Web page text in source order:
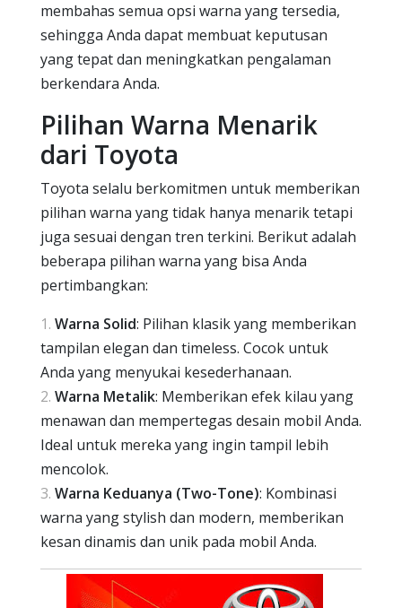
membahas semua opsi warna yang tersedia,
sehingga Anda dapat membuat keputusan
yang tepat dan meningkatkan pengalaman
berkendara Anda.
Pilihan Warna Menarik
dari Toyota
Toyota selalu berkomitmen untuk memberikan
pilihan warna yang tidak hanya menarik tetapi
juga sesuai dengan tren terkini. Berikut adalah
beberapa pilihan warna yang bisa Anda
pertimbangkan:
Warna Solid: Pilihan klasik yang memberikan
tampilan elegan dan timeless. Cocok untuk
Anda yang menyukai kesederhanaan.
Warna Metalik: Memberikan efek kilau yang
menawan dan mempertegas desain mobil Anda.
Ideal untuk mereka yang ingin tampil lebih
mencolok.
Warna Keduanya (Two-Tone): Kombinasi
warna yang stylish dan modern, memberikan
kesan dinamis dan unik pada mobil Anda.